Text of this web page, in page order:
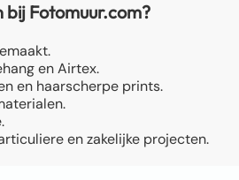
Fotomuur.com?
en Airtex.
en haarscherpe prints.
en zakelijke projecten.